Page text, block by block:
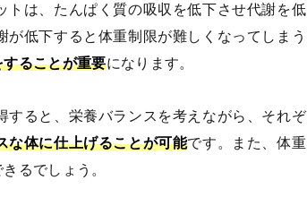
は、たんぱく質の吸収を低下させ代謝を低
低下すると体重制限が難しくなってしまう
ることが重要になります。
ると、栄養バランスを考えながら、それぞ
な体に仕上げることが可能です。また、体重
るでしょう。